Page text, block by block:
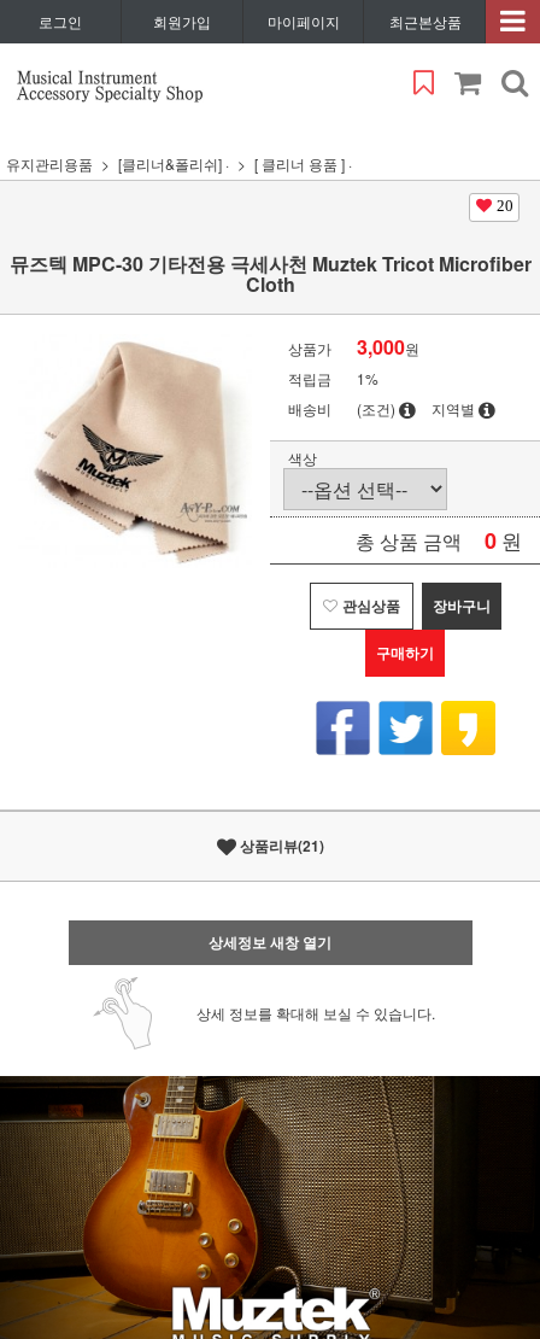
로그인 회원가입 마이페이지 최근본상품
유지관리용품 [클리너&폴리쉬] · [ 클리너 용품 ] ·
20
뮤즈텍 MPC-30 기타전용 극세사천 Muztek Tricot Microfiber
Cloth
상품가 3,000원
적립금
1%
배송비
(조건) 지역별
색상
총 상품 금액 0 원
관심상품 장바구니
구매하기
상품리뷰(21)
상세정보 새창 열기
상세 정보를 확대해 보실 수 있습니다.